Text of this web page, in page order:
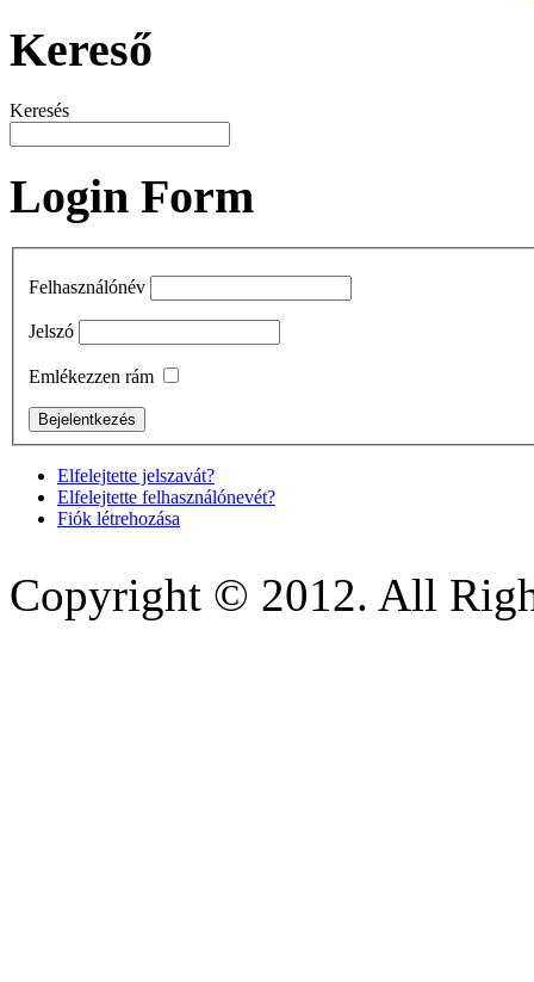
Kereső
Keresés
Login Form
Felhasználónév
Jelszó
Emlékezzen rám
Elfelejtette jelszavát?
Elfelejtette felhasználónevét?
Fiók létrehozása
Copyright © 2012. All